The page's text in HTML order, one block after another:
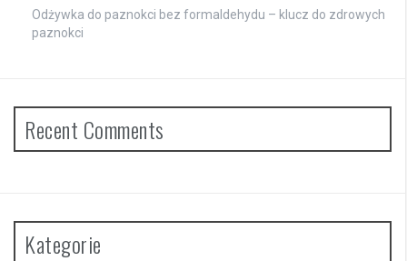
Odżywka do paznokci bez formaldehydu – klucz do zdrowych
paznokci
Recent Comments
Kategorie